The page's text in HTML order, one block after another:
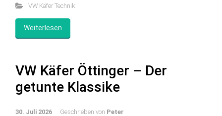
VW Käfer Technik
Weiterlesen
VW Käfer Öttinger – Der
getunte Klassike
30. Juli 2026 Geschrieben von Peter